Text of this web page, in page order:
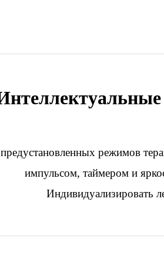
режимов
импульсом, таймером и
Индивидуализировать